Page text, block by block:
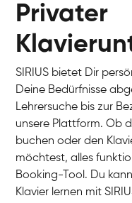
Charlotte
Klavier / Piano / Flügel
Privater
SIRIUS bietet Dir
Deine Bedürfnisse
Lehrersuche bis zur
unsere Plattform. Ob
buchen oder den
möchtest, alles
Booking-Tool. Du
Klavier lernen mit